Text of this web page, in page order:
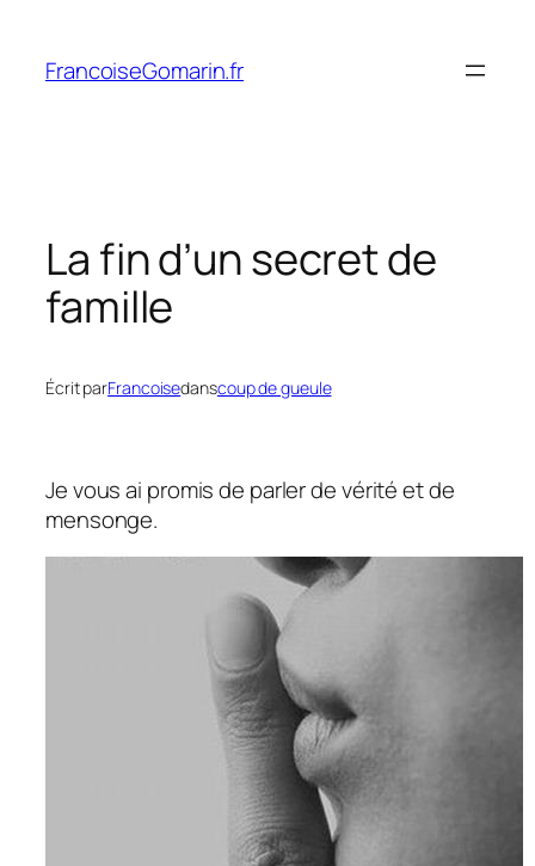
contenu
FrancoiseGomarin.fr
La fin d’un secret de
famille
Écrit parFrancoisedanscoup de gueule
Je vous ai promis de parler de vérité et de
mensonge.